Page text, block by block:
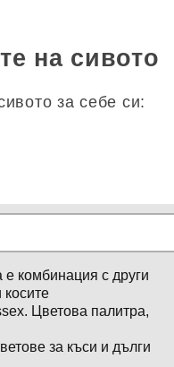
на сивото
за себе си:
е комбинация с други
косите
Цветова палитра,
за къси и дълги